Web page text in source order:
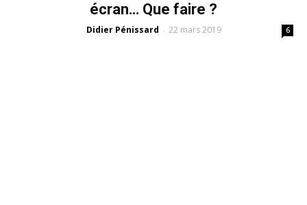
écran… Que faire ?
Didier Pénissard - 22 mars 2019 6